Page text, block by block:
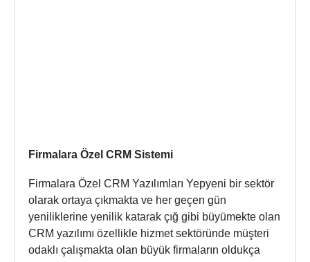
Firmalara Özel CRM Sistemi
Firmalara Özel CRM Yazılımları Yepyeni bir sektör
olarak ortaya çıkmakta ve her geçen gün
yeniliklerine yenilik katarak çığ gibi büyümekte olan
CRM yazılımı özellikle hizmet sektöründe müşteri
odaklı çalışmakta olan büyük firmaların oldukça